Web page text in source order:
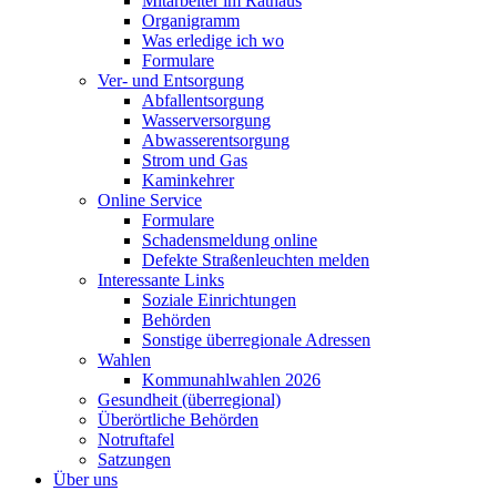
Organigramm
Was erledige ich wo
Formulare
Ver- und Entsorgung
Abfallentsorgung
Wasserversorgung
Abwasserentsorgung
Strom und Gas
Kaminkehrer
Online Service
Formulare
Schadensmeldung online
Defekte Straßenleuchten melden
Interessante Links
Soziale Einrichtungen
Behörden
Sonstige überregionale Adressen
Wahlen
Kommunahlwahlen 2026
Gesundheit (überregional)
Überörtliche Behörden
Notruftafel
Satzungen
Über uns